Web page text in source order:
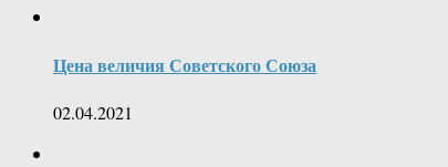
Цена величия Советского Союза
02.04.2021